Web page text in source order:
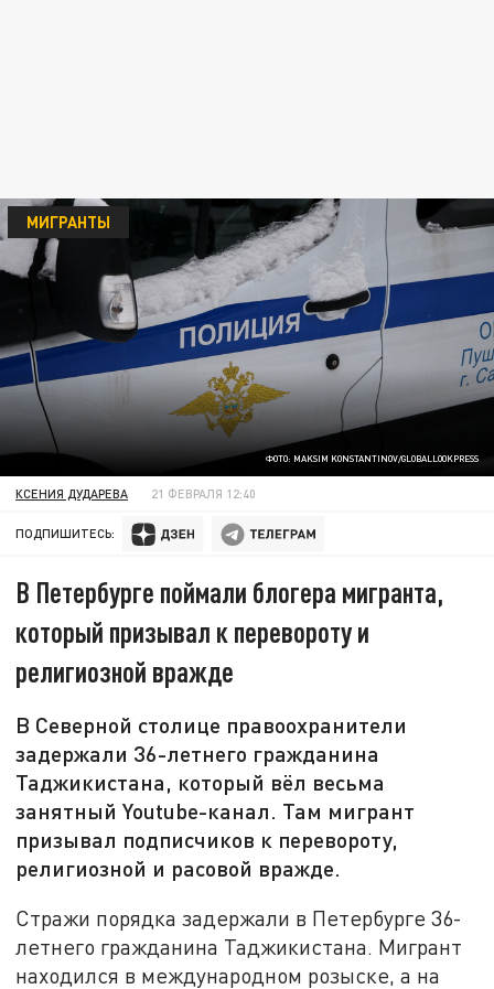
ФОТО: MAKSIM KONSTANTINOV/GLOBALLOOKPRESS
МИГРАНТЫ
КСЕНИЯ ДУДАРЕВА 21 ФЕВРАЛЯ 12:40
ПОДПИШИТЕСЬ:
В Петербурге поймали блогера мигранта,
который призывал к перевороту и
религиозной вражде
В Северной столице правоохранители
задержали 36-летнего гражданина
Таджикистана, который вёл весьма
занятный Youtube-канал. Там мигрант
призывал подписчиков к перевороту,
религиозной и расовой вражде.
Стражи порядка задержали в Петербурге 36-
летнего гражданина Таджикистана. Мигрант
находился в международном розыске, а на